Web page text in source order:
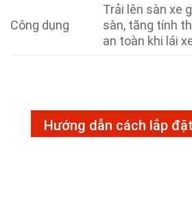
Công dụng
Trải lên sàn xe
sàn, tăng tính
an toàn khi lái
Hướng dẫn cách lắp